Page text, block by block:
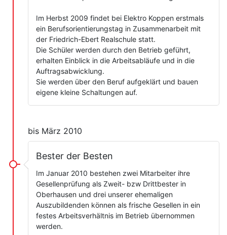
Im Herbst 2009 findet bei Elektro Koppen erstmals
ein Berufsorientierungstag in Zusammenarbeit mit
der Friedrich-Ebert Realschule statt.
Die Schüler werden durch den Betrieb geführt,
erhalten Einblick in die Arbeitsabläufe und in die
Auftragsabwicklung.
Sie werden über den Beruf aufgeklärt und bauen
eigene kleine Schaltungen auf.
bis März 2010
Bester der Besten
Im Januar 2010 bestehen zwei Mitarbeiter ihre
Gesellenprüfung als Zweit- bzw Drittbester in
Oberhausen und drei unserer ehemaligen
Auszubildenden können als frische Gesellen in ein
festes Arbeitsverhältnis im Betrieb übernommen
werden.